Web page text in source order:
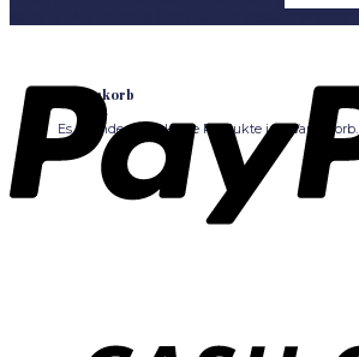
Warenkorb
Es befinden sich keine Produkte im Warenkorb.